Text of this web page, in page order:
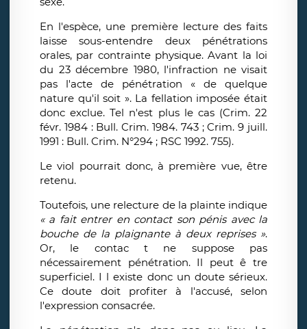
En l'espèce, une première lecture des faits
laisse sous-entendre deux pénétrations
orales, par contrainte physique. Avant la loi
du 23 décembre 1980, l'infraction ne visait
pas l'acte de pénétration « de quelque
nature qu'il soit ». La fellation imposée était
donc exclue. Tel n'est plus le cas (Crim. 22
févr. 1984 : Bull. Crim. 1984. 743 ; Crim. 9 juill.
1991 : Bull. Crim. N°294 ; RSC 1992. 755).
Le viol pourrait donc, à première vue, être
retenu.
Toutefois, une relecture de la plainte indique
« a fait entrer en contact son pénis avec la
bouche de la plaignante à deux reprises ».
Or, le contac t ne suppose pas
nécessairement pénétration. Il peut ê tre
superficiel. I l existe donc un doute sérieux.
Ce doute doit profiter à l'accusé, selon
l'expression consacrée.